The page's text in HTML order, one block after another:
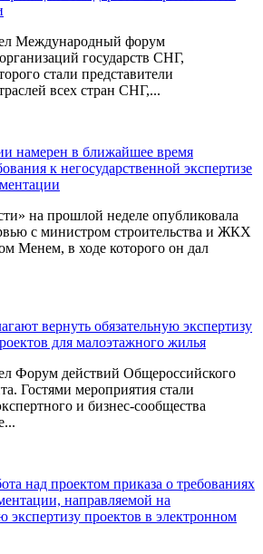
Международный форум
государств СНГ,
стали представители
всех стран СНГ,...
намерен в ближайшее время
к негосударственной экспертизе
на прошлой неделе опубликовала
с министром строительства и ЖКХ
Менем, в ходе которого он дал
вернуть обязательную экспертизу
для малоэтажного жилья
Форум действий Общероссийского
Гостями мероприятия стали
и бизнес-сообщества
над проектом приказа о требованиях
направляемой на
экспертизу проектов в электронном